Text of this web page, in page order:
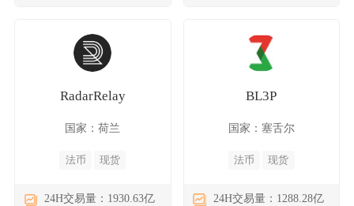
RadarRelay
国家：荷兰
法币 现货
24H交易量：1930.63亿
BL3P
国家：塞舌尔
法币 现货
24H交易量：1288.28亿